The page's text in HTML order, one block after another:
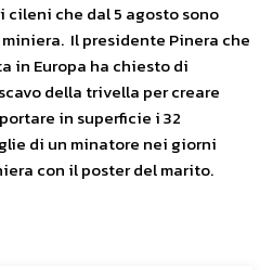
che dal 5 agosto sono
Il presidente Pinera che
in Europa ha chiesto di
della trivella per creare
in superficie i 32
di un minatore nei giorni
con il poster del marito.